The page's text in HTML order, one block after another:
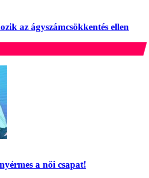
az ágyszámcsökkentés ellen
a női csapat!